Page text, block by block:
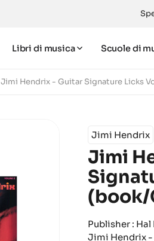
Libri di musica Scuole di
Jimi Hendrix - Guitar Signature Licks
Jimi Hendrix
Jimi
(book/
Publisher : Hal
Jimi Hendrix -